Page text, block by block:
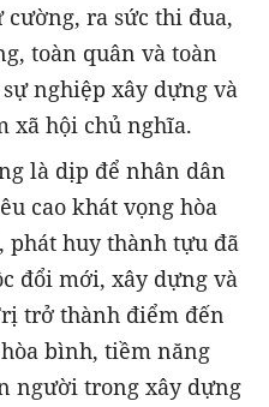
ra sức thi đua,
toàn quân và toàn
nghiệp xây dựng và
xã hội chủ nghĩa.
là dịp để nhân dân
cao khát vọng hòa
huy thành tựu đã
đổi mới, xây dựng và
trở thành điểm đến
bình, tiềm năng
người trong xây dựng